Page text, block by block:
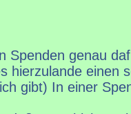
Spenden genau
hierzulande einen
gibt) In einer